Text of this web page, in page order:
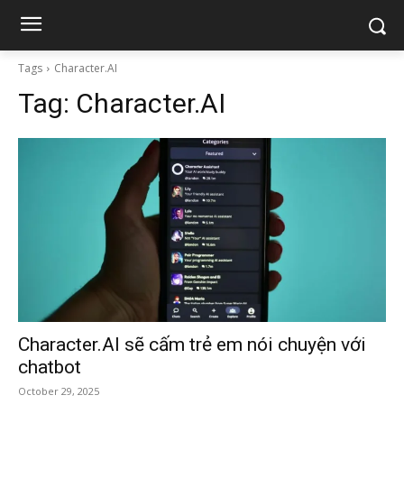
Tags Character.AI
Tag: Character.AI
Character.AI sẽ cấm trẻ em nói chuyện với
chatbot
October 29, 2025